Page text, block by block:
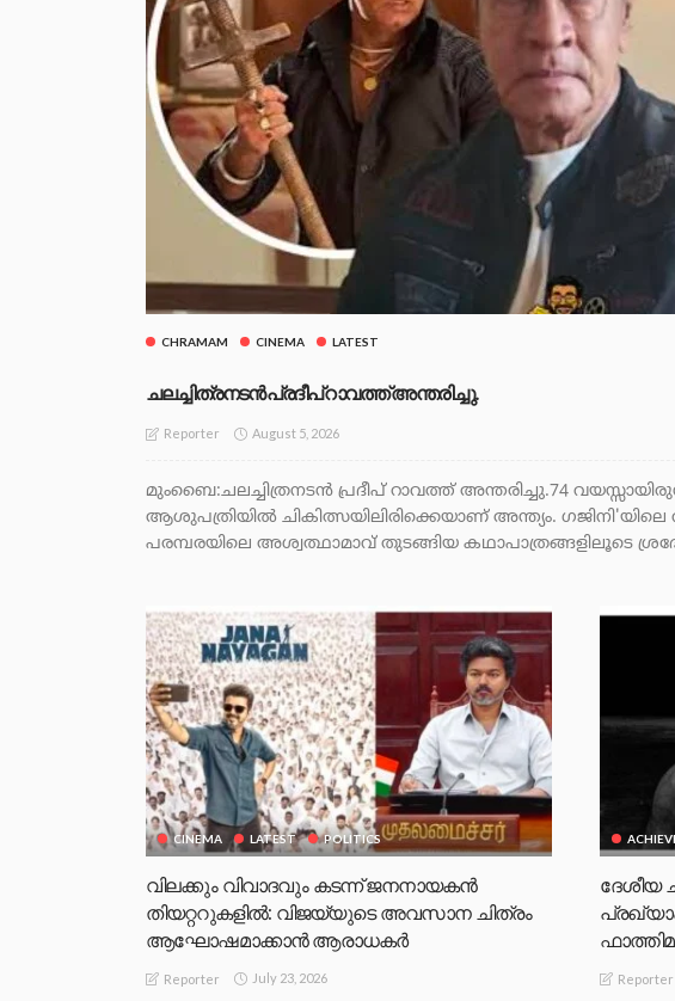
CHRAMAM CINEMA LATEST
ചലച്ചിത്രനടൻ പ്രദീപ് റാവത്ത് അന്തരിച്ചു.
Reporter August 5, 2026
മുംബൈ:ചലച്ചിത്രനടൻ പ്രദീപ് റാവത്ത് അന്തരിച്ചു.74
ആശുപത്രിയിൽ ചികിത്സയിലിരിക്കെയാണ് അന്ത്യം.
പരമ്പരയിലെ അശ്വത്ഥാമാവ് തുടങ്ങിയ കഥാപാത്രങ്ങളിലൂടെ
CINEMA LATEST POLITICS
വിലക്കും വിവാദവും കടന്ന് ജനനായകൻ
തിയറ്ററുകളിൽ‌: വിജയ്‌യുടെ അവസാന ചിത്രം
ആഘോഷമാക്കാൻ ആരാധകർ
Reporter July 23, 2026
ദേശീയ
Reporter